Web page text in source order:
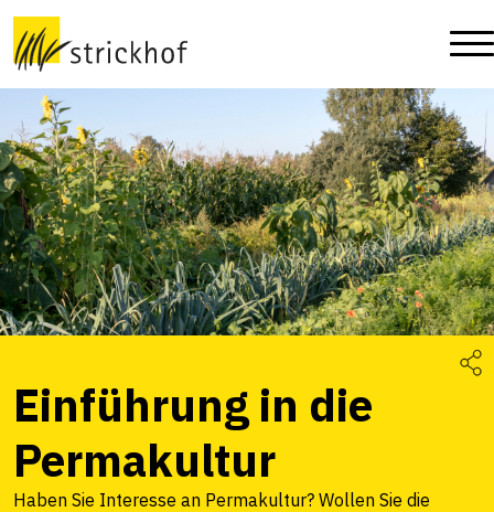
Einführung in die
Permakultur
Haben Sie Interesse an Permakultur? Wollen Sie die